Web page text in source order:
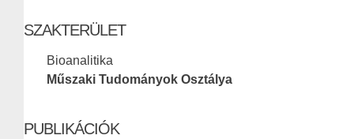
SZAKTERÜLET
Bioanalitika
Műszaki Tudományok Osztálya
PUBLIKÁCIÓK